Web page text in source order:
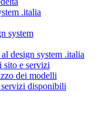
.italia
system
design system .italia
sito e servizi
dei modelli
disponibili